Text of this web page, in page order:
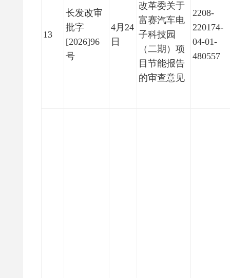
13
长发改审
批字
[2026]96
号
4月24
日
改革委关于
富赛汽车电
子科技园
（二期）项
目节能报告
的审查意见
2208-
220174-
04-01-
480557